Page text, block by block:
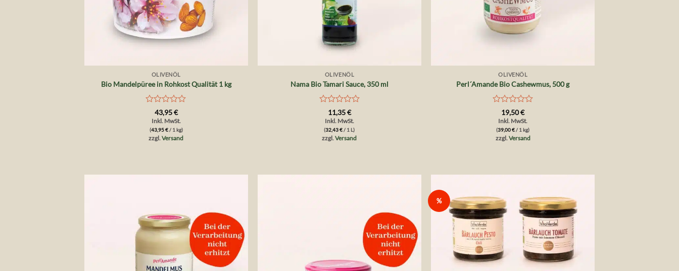
OLIVENÖL
Bio Mandelpüree in Rohkost Qualität 1 kg
Bewertet
mit
von
5
43,95€
Inkl. MwSt.
(43,95€/ 1 kg)
zzgl.Versand
OLIVENÖL
Nama Bio Tamari Sauce, 350 ml
Bewertet
mit
von
5
11,35€
Inkl. MwSt.
(32,43€/ 1 L)
zzgl.Versand
OLIVENÖL
Perl´Amande Bio Cashewmus, 500 g
Bewertet
mit
von
5
19,50€
Inkl. MwSt.
(39,00€/ 1 kg)
zzgl. Versand
%
Auf die
Wunschliste